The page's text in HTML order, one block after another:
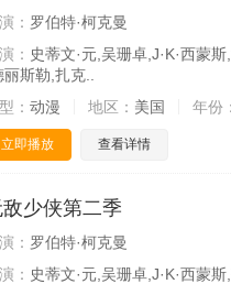
： 罗伯特·柯克曼
： 史蒂文·元,吴珊卓,J·K·西蒙
丽斯勒,扎克..
： 动漫 地区： 美国 年份：
立即播放 查看详情
敌少侠第二季
： 罗伯特·柯克曼
： 史蒂文·元,吴珊卓,J·K·西蒙